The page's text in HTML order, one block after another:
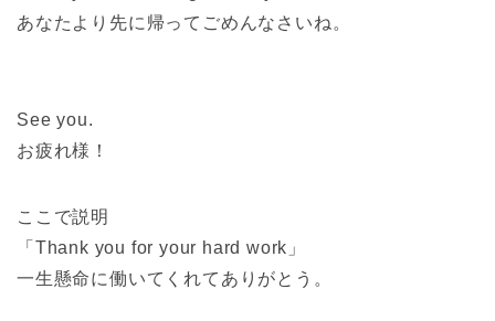
あなたより先に帰ってごめんなさいね。
See you.
お疲れ様！
ここで説明
「Thank you for your hard work」
一生懸命に働いてくれてありがとう。